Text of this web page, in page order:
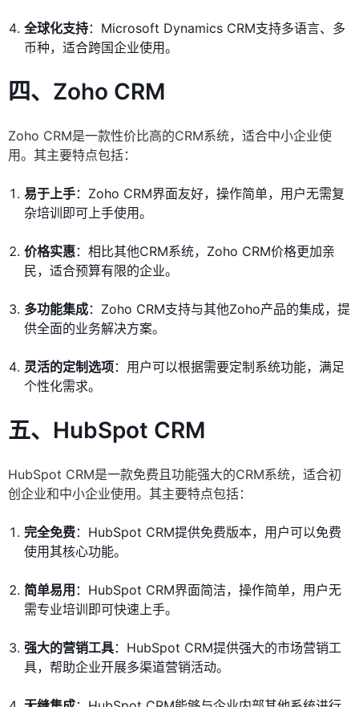
全球化支持：Microsoft Dynamics CRM支持多语言、多
币种，适合跨国企业使用。
四、Zoho CRM
Zoho CRM是一款性价比高的CRM系统，适合中小企业使
用。其主要特点包括：
易于上手：Zoho CRM界面友好，操作简单，用户无需复
杂培训即可上手使用。
价格实惠：相比其他CRM系统，Zoho CRM价格更加亲
民，适合预算有限的企业。
多功能集成：Zoho CRM支持与其他Zoho产品的集成，提
供全面的业务解决方案。
灵活的定制选项：用户可以根据需要定制系统功能，满足
个性化需求。
五、HubSpot CRM
HubSpot CRM是一款免费且功能强大的CRM系统，适合初
创企业和中小企业使用。其主要特点包括：
完全免费：HubSpot CRM提供免费版本，用户可以免费
使用其核心功能。
简单易用 ：HubSpot CRM界面简洁，操作简单，用户无
需专业培训即可快速上手。
强大的营销工具：HubSpot CRM提供强大的市场营销工
具，帮助企业开展多渠道营销活动。